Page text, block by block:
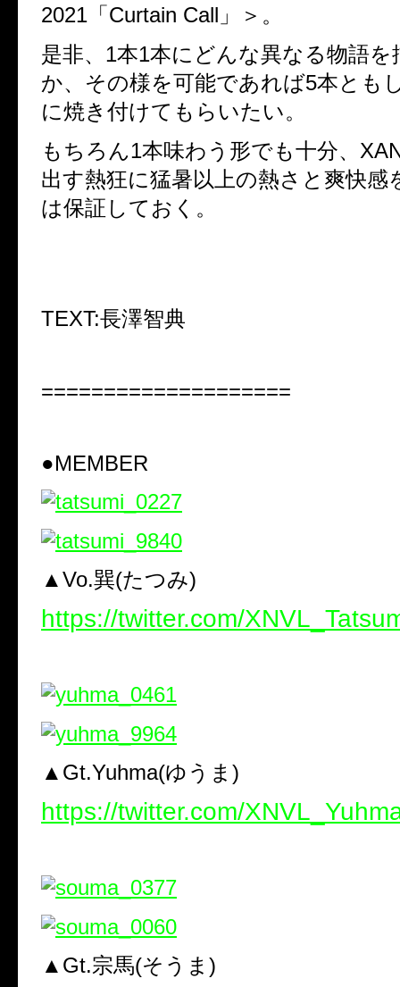
2021 「 Curtain Call 」＞。
是非、 1本1本にどんな異なる物語を
か、その様を可能であれば5本とも
に焼き付けてもらいたい。
もちろん1本味わう形でも十分、
出す熱狂に猛暑以上の熱さと爽快感
は保証しておく。
TEXT:長澤智典
====================
●MEMBER
▲Vo.巽(たつみ)
https://twitter.com/
▲Gt.Yuhma(ゆうま)
https://twitter.com/
▲Gt.宗馬(そうま)